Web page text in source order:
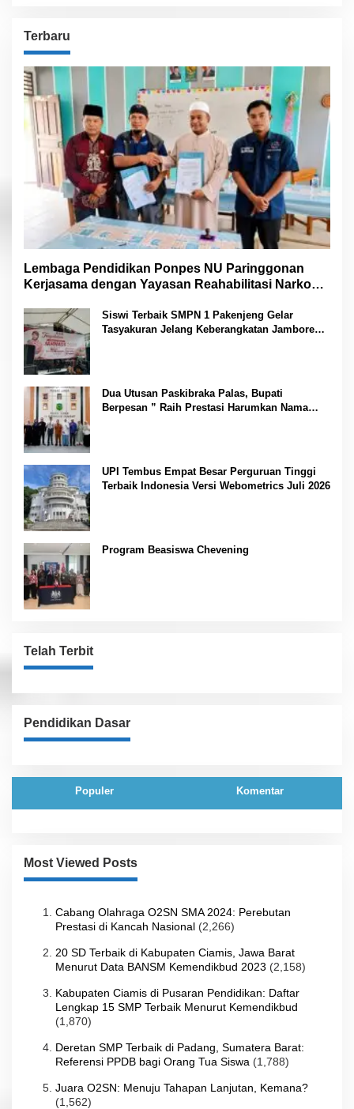
Terbaru
Lembaga Pendidikan Ponpes NU Paringgonan
Kerjasama dengan Yayasan Reahabilitasi Narkoba
Siswi Terbaik SMPN 1 Pakenjeng Gelar
Tasyakuran Jelang Keberangkatan Jambore
Dua Utusan Paskibraka Palas, Bupati
Berpesan ” Raih Prestasi Harumkan Nama
UPI Tembus Empat Besar Perguruan Tinggi
Terbaik Indonesia Versi Webometrics Juli 2026
Program Beasiswa Chevening
Telah Terbit
Pendidikan Dasar
Populer Komentar
Most Viewed Posts
Cabang Olahraga O2SN SMA 2024: Perebutan
Prestasi di Kancah Nasional (2,266)
20 SD Terbaik di Kabupaten Ciamis, Jawa Barat
Menurut Data BANSM Kemendikbud 2023 (2,158)
Kabupaten Ciamis di Pusaran Pendidikan: Daftar
Lengkap 15 SMP Terbaik Menurut Kemendikbud
(1,870)
Deretan SMP Terbaik di Padang, Sumatera Barat:
Referensi PPDB bagi Orang Tua Siswa (1,788)
Juara O2SN: Menuju Tahapan Lanjutan, Kemana?
(1,562)